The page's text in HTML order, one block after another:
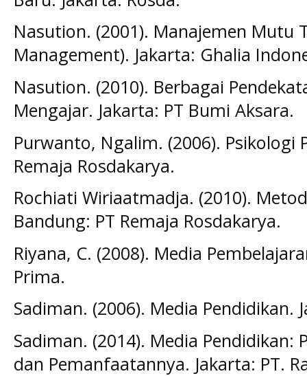
Nasution. (2001). Manajemen Mutu
Management). Jakarta: Ghalia
Nasution. (2010). Berbagai
Mengajar. Jakarta: PT Bumi Aksara.
Purwanto, Ngalim. (2006). Psikologi
Remaja Rosdakarya.
Rochiati Wiriaatmadja. (2010).
Bandung: PT Remaja Rosdakarya.
Riyana, C. (2008). Media
Prima.
Sadiman. (2006). Media Pendidikan.
Sadiman. (2014). Media Pendidikan:
dan Pemanfaatannya. Jakarta: PT.